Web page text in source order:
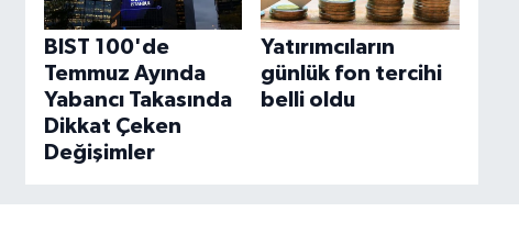
BIST 100'de
Temmuz Ayında
Yabancı Takasında
Dikkat Çeken
Değişimler
Yatırımcıların
günlük fon tercihi
belli oldu